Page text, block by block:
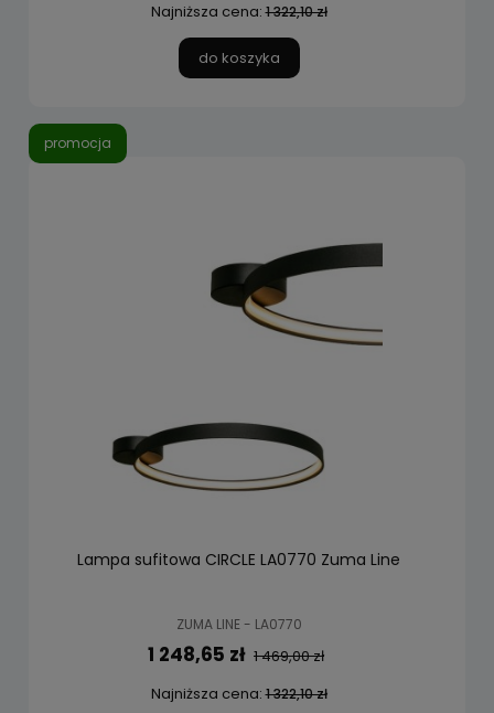
Najniższa cena:1 322,10 zł
do koszyka
Lampa sufitowa CIRCLE LA0770 Zuma Line
ZUMA LINE - LA0770
1 248,65 zł 1 469,00 zł
Najniższa cena:1 322,10 zł
promocja